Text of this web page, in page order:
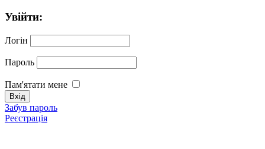
Увійти:
Логін
Пароль
Пам'ятати мене
Забув пароль
Реєстрація